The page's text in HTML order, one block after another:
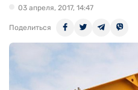
03 апреля, 2017, 14:47
Поделиться